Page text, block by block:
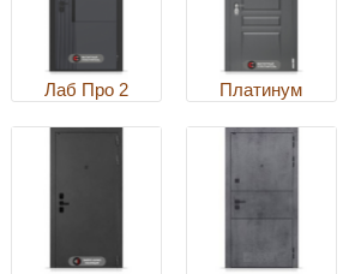
Лаб Про 2 Платинум